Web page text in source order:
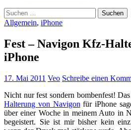
Suchen
nach:
Allgemein, iPhone
Fest – Navigon Kfz-
iPhone
17. Mai 2011 Veo Schreibe einen
Nicht nur fest sondern bombenfest!
Halterung von Navigon für iPhone
über einer Woche in meinem Auto in
begeistert. Sie ist mir bisher kein